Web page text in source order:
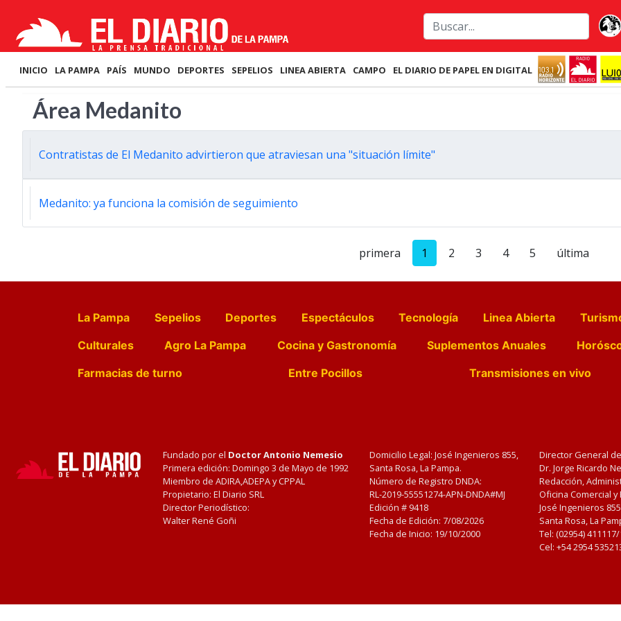
INICIO LA PAMPA PAÍS MUNDO DEPORTES SEPELIOS LINEA ABIERTA CAMPO EL DIARIO DE PAPEL EN DIGITAL
Área Medanito
Contratistas de El Medanito advirtieron que atraviesan una "situación límite"
Medanito: ya funciona la comisión de seguimiento
primera 1 2 3 4 5 última
La Pampa Sepelios Deportes Espectáculos Tecnología Linea Abierta
Culturales
Agro La Pampa Cocina y Gastronomía Suplementos Anuales
Farmacias de turno
Entre Pocillos Transmisiones en vivo
Fundado por el Doctor Antonio Nemesio
Primera edición: Domingo 3 de Mayo de 1992
Miembro de ADIRA,ADEPA y CPPAL
Propietario: El Diario SRL
Director Periodístico:
Walter René Goñi
Domicilio Legal: José Ingenieros 855,
Santa Rosa, La Pampa.
Número de Registro DNDA:
RL-2019-55551274-APN-DNDA#MJ
Edición # 9418
Fecha de Edición: 7/08/2026
Fecha de Inicio: 19/10/2000
Director General
Dr. Jorge Ricardo
Redacción,
Oficina Comercial
José Ingenieros
Santa Rosa, La
Tel: (02954)
Cel: +54 2954